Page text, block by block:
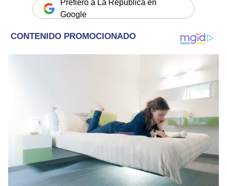
Prefiero a La República en
Google